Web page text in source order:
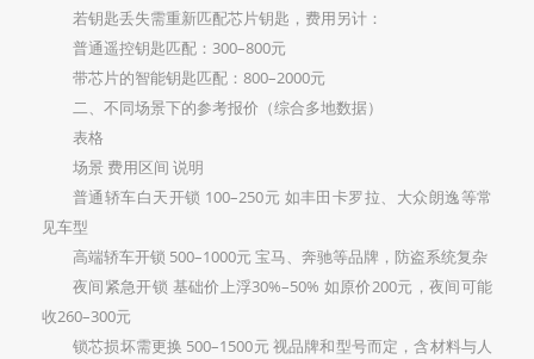
若钥匙丢失需重新匹配芯片钥匙，费用另计：
普通遥控钥匙匹配：‌300–800元‌
带芯片的智能钥匙匹配：‌800–2000元‌
二、不同场景下的参考报价（综合多地数据）
表格
场景 费用区间 说明
普通轿车白天开锁 100–250元 如丰田卡罗拉、大众朗逸等常
见车型
高端轿车开锁 500–1000元 宝马、奔驰等品牌，防盗系统复杂
夜间紧急开锁 基础价上浮30%–50% 如原价200元，夜间可能
收260–300元
锁芯损坏需更换 500–1500元 视品牌和型号而定，含材料与人